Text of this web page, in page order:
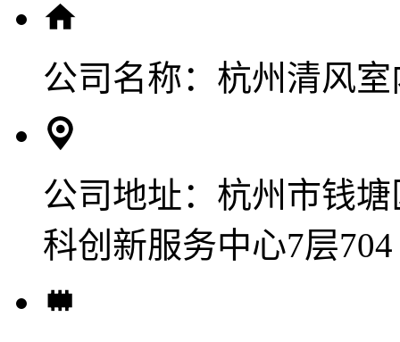
公司名称： 杭州清风
公司地址： 杭州市钱
科创新服务中心7层704